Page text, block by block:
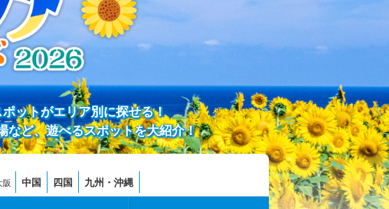
ットがエリア別に探せる！
など、遊べるスポットを大紹介！
阪 中国 四国 九州・沖縄